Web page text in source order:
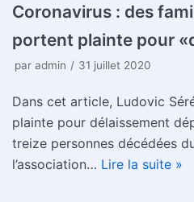
Coronavirus : des
portent plainte pour
par admin 31 juillet 2020
Dans cet article, Ludovic
plainte pour délaissement
treize personnes décédées
l’association… Lire la suite »